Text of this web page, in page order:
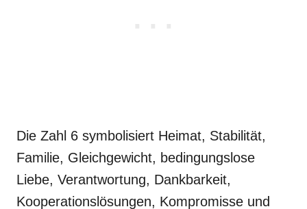
Die Zahl 6 symbolisiert Heimat, Stabilität,
Familie, Gleichgewicht, bedingungslose
Liebe, Verantwortung, Dankbarkeit,
Kooperationslösungen, Kompromisse und